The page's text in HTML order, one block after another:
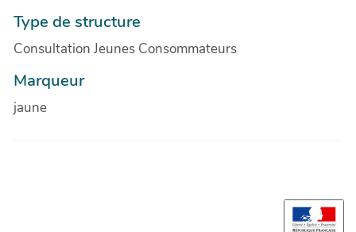
Type de structure
Consultation Jeunes Consommateurs
Marqueur
jaune